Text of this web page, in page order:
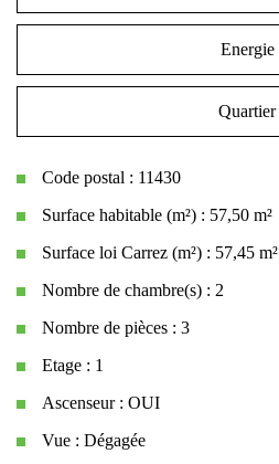
Energie
Quartier
Code postal : 11430
Surface habitable (m²) : 57,50 m²
Surface loi Carrez (m²) : 57,45 m²
Nombre de chambre(s) : 2
Nombre de pièces : 3
Etage : 1
Ascenseur : OUI
Vue : Dégagée